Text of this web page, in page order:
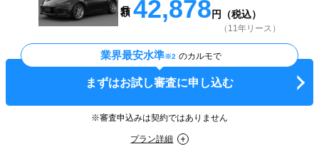
42,878 円（税込）
（11年リース）
業界最安水準※2 のカルモで
まずはお試し審査に申し込む
※審査申込みは契約ではありません
プラン詳細